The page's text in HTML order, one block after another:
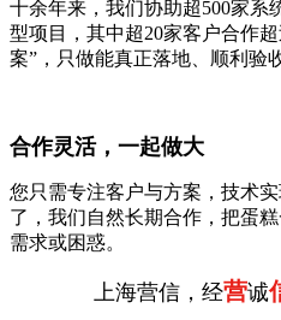
十余年来，我们协助超500家系
型项目，其中超20家客户合作
案”，只做能真正落地、顺利验
合作灵活，一起做大
您只需专注客户与方案，技术
了，我们自然长期合作，把蛋
需求或困惑。
上海营信，经营诚